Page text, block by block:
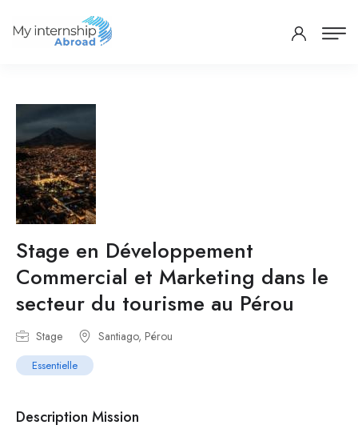
Stage en Développement
Commercial et Marketing dans le
secteur du tourisme au Pérou
Stage Santiago, Pérou
Essentielle
Description Mission